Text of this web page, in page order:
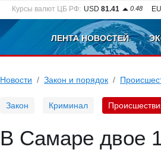
Курсы валют ЦБ РФ: USD 81.41 0.48
ЛЕНТА НОВОСТЕЙ
Новости Закон и порядок
Закон Криминал
В Самаре двое